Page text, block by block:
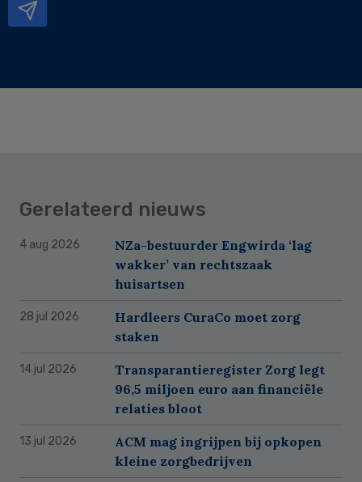
Gerelateerd nieuws
4 aug 2026
NZa-bestuurder Engwirda ‘lag
wakker’ van rechtszaak
huisartsen
28 jul 2026
Hardleers CuraCo moet zorg
staken
14 jul 2026
Transparantieregister Zorg legt
96,5 miljoen euro aan financiële
relaties bloot
13 jul 2026
ACM mag ingrijpen bij opkopen
kleine zorgbedrijven